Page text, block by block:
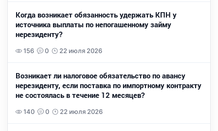
Когда возникает обязанность удержать КПН у
источника выплаты по непогашенному займу
нерезиденту?
156 0 22 июля 2026
Возникает ли налоговое обязательство по авансу
нерезиденту, если поставка по импортному контракту
не состоялась в течение 12 месяцев?
140 0 22 июля 2026